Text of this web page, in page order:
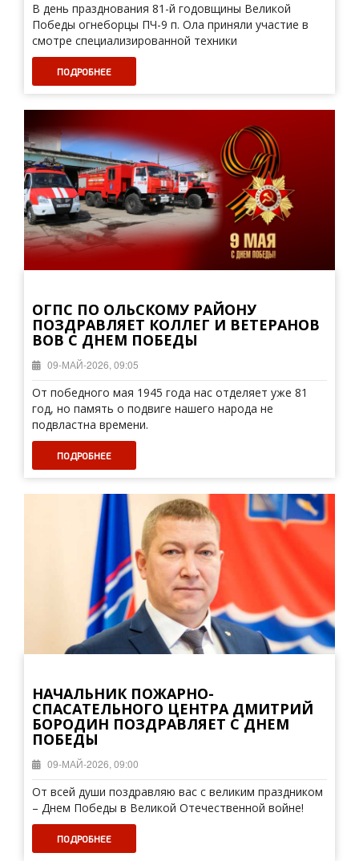
В день празднования 81-й годовщины Великой
Победы огнеборцы ПЧ-9 п. Ола приняли участие в
смотре специализированной техники
ПОДРОБНЕЕ
ОГПС ПО ОЛЬСКОМУ РАЙОНУ
ПОЗДРАВЛЯЕТ КОЛЛЕГ И ВЕТЕРАНОВ
ВОВ С ДНЕМ ПОБЕДЫ
09-МАЙ-2026, 09:05
От победного мая 1945 года нас отделяет уже 81
год, но память о подвиге нашего народа не
подвластна времени.
ПОДРОБНЕЕ
НАЧАЛЬНИК ПОЖАРНО-
СПАСАТЕЛЬНОГО ЦЕНТРА ДМИТРИЙ
БОРОДИН ПОЗДРАВЛЯЕТ С ДНЕМ
ПОБЕДЫ
09-МАЙ-2026, 09:00
От всей души поздравляю вас с великим праздником
– Днем Победы в Великой Отечественной войне!
ПОДРОБНЕЕ